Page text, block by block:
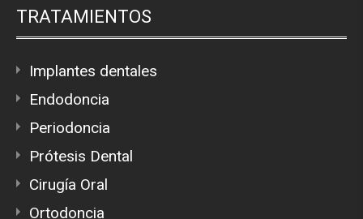
TRATAMIENTOS
Implantes dentales
Endodoncia
Periodoncia
Prótesis Dental
Cirugía Oral
Ortodoncia